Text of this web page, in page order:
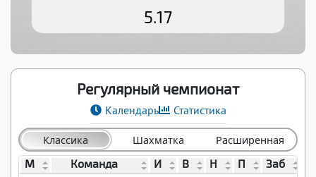
5.17
Регулярный чемпионат
Календарь Статистика
Классика Шахматка
Расширенная
М
Команда И В Н П Заб